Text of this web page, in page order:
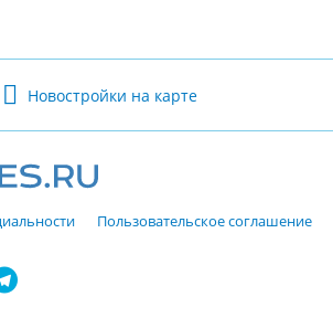
Новостройки на карте
Пользовательское соглашение